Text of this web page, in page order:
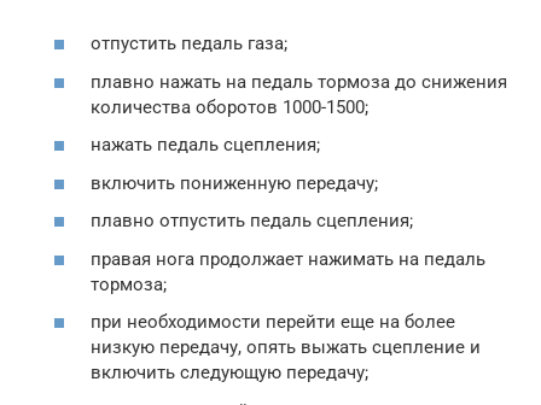
отпустить педаль газа;
плавно нажать на педаль тормоза до снижения
количества оборотов 1000-1500;
нажать педаль сцепления;
включить пониженную передачу;
плавно отпустить педаль сцепления;
правая нога продолжает нажимать на педаль
тормоза;
при необходимости перейти еще на более
низкую передачу, опять выжать сцепление и
включить следующую передачу;